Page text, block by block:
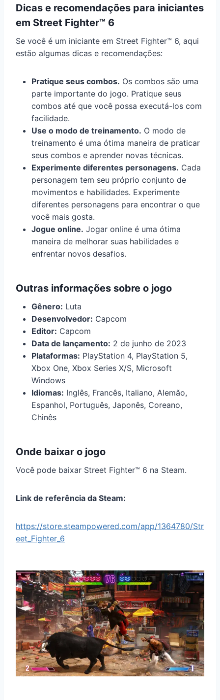
Dicas e recomendações para iniciantes
em Street Fighter™ 6
Se você é um iniciante em Street Fighter™ 6, aqui
estão algumas dicas e recomendações:
Pratique seus combos. Os combos são uma
parte importante do jogo. Pratique seus
combos até que você possa executá-los com
facilidade.
Use o modo de treinamento. O modo de
treinamento é uma ótima maneira de praticar
seus combos e aprender novas técnicas.
Experimente diferentes personagens. Cada
personagem tem seu próprio conjunto de
movimentos e habilidades. Experimente
diferentes personagens para encontrar o que
você mais gosta.
Jogue online. Jogar online é uma ótima
maneira de melhorar suas habilidades e
enfrentar novos desafios.
Outras informações sobre o jogo
Gênero: Luta
Desenvolvedor: Capcom
Editor: Capcom
Data de lançamento: 2 de junho de 2023
Plataformas: PlayStation 4, PlayStation 5,
Xbox One, Xbox Series X/S, Microsoft
Windows
Idiomas: Inglês, Francês, Italiano, Alemão,
Espanhol, Português, Japonês, Coreano,
Chinês
Onde baixar o jogo
Você pode baixar Street Fighter™ 6 na Steam.
Link de referência da Steam:
https://store.steampowered.com/app/1364780/Str
eet_Fighter_6